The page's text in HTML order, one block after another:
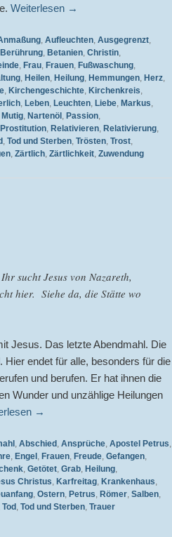
Weiterlesen →
, Aufleuchten, Ausgegrenzt,
Berührung, Betanien, Christin,
, Frau, Frauen, Fußwaschung,
, Heilen, Heilung, Hemmungen, Herz,
, Kirchengeschichte, Kirchenkreis,
, Leben, Leuchten, Liebe, Markus,
Mutig, Nartenöl , Passion,
Prostitution, Relativieren, Relativierung,
, Tod und Sterben, Trösten, Trost,
, Zärtlich, Zärtlichkeit, Zuwendung
sucht Jesus von Nazareth,
hier. Siehe da, die Stätte wo
Jesus. Das letzte Abendmahl. Die
Hier endet für alle, besonders für die
und berufen. Er hat ihnen die
Wunder und unzählige Heilungen
→
, Abschied , Ansprüche, Apostel Petrus,
, Engel , Frauen, Freude, Gefangen,
, Getötet, Grab, Heilung,
Christus, Karfreitag, Krankenhaus,
, Ostern, Petrus, Römer, Salben,
Tod , Tod und Sterben, Trauer